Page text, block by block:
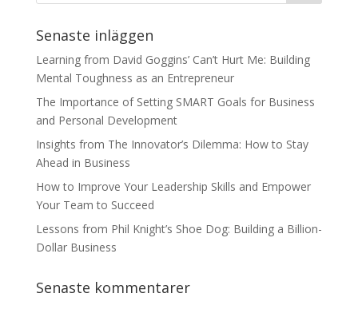
Senaste inläggen
Learning from David Goggins’ Can’t Hurt Me: Building
Mental Toughness as an Entrepreneur
The Importance of Setting SMART Goals for Business
and Personal Development
Insights from The Innovator’s Dilemma: How to Stay
Ahead in Business
How to Improve Your Leadership Skills and Empower
Your Team to Succeed
Lessons from Phil Knight’s Shoe Dog: Building a Billion-
Dollar Business
Senaste kommentarer